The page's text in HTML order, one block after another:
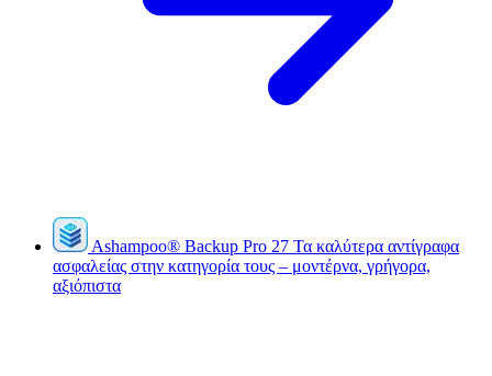
Ashampoo® Backup Pro 27 Τα καλύτερα αντίγραφα
ασφαλείας στην κατηγορία τους – μοντέρνα, γρήγορα,
αξιόπιστα